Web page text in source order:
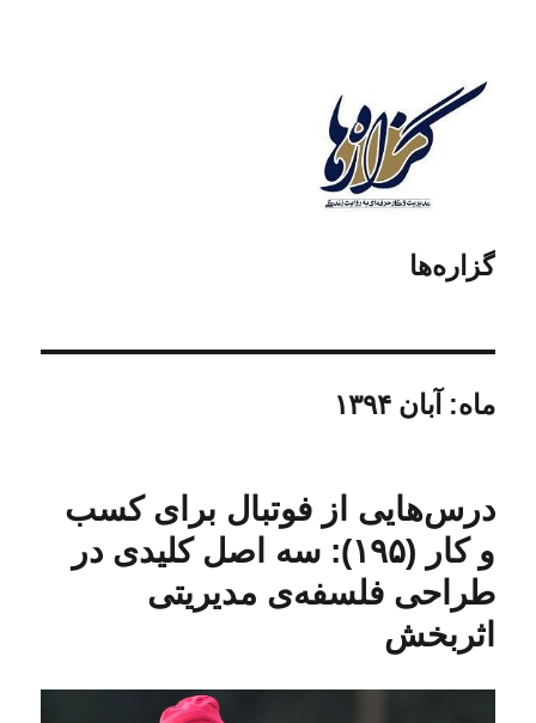
گزاره‌ها
ماه: آبان ۱۳۹۴
درس‌هایی از فوتبال برای کسب
و کار (۱۹۵): سه اصل کلیدی در
طراحی فلسفه‌ی مدیریتی
اثربخش